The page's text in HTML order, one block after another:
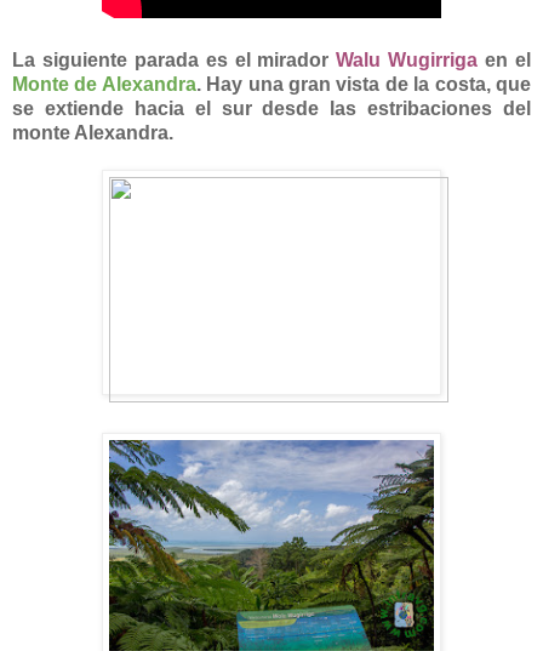
La siguiente parada es el miradorWalu Wugirriga en el
Monte de Alexandra. Hay una gran vista de la costa, que
se extiende hacia el sur desde las estribaciones del
monte Alexandra.